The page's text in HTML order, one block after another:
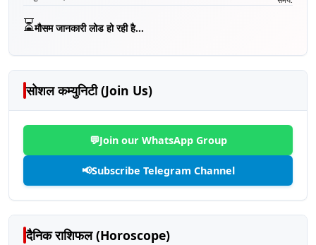
⏳मौसम जानकारी लोड हो रही है...
सोशल कम्युनिटी (Join Us)
💬Join our WhatsApp Group
📢Subscribe Telegram Channel
दैनिक राशिफल (Horoscope)